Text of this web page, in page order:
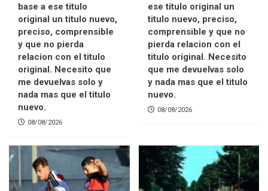
base a ese titulo
original un titulo nuevo,
preciso, comprensible
y que no pierda
relacion con el titulo
original. Necesito que
me devuelvas solo y
nada mas que el titulo
nuevo.
08/08/2026
ese titulo original un
titulo nuevo, preciso,
comprensible y que no
pierda relacion con el
titulo original. Necesito
que me devuelvas solo
y nada mas que el titulo
nuevo.
08/08/2026